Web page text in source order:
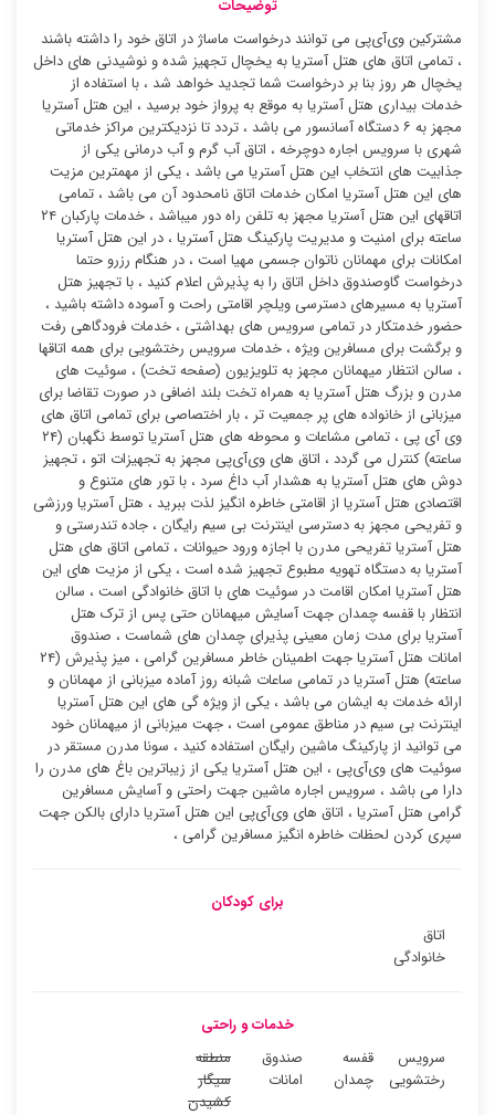
توضیحات
مشترکین وی‌آی‌پی می توانند درخواست ماساژ در اتاق خود را داشته باشند
، تمامی اتاق های هتل آستریا به یخچال تجهیز شده و نوشیدنی های داخل
یخچال هر روز بنا بر درخواست شما تجدید خواهد شد ، با استفاده از
خدمات بیداری هتل آستریا به موقع به پرواز خود برسید ، این هتل آستریا
مجهز به ۶ دستگاه آسانسور می باشد ، تردد تا نزدیکترین مراکز خدماتی
شهری با سرویس اجاره دوچرخه ، اتاق آب گرم و آب درمانی یکی از
جذابیت های انتخاب این هتل آستریا می باشد ، یکی از مهمترین مزیت
های این هتل آستریا امکان خدمات اتاق نامحدود آن می باشد ، تمامی
اتاقهای این هتل آستریا مجهز به تلفن راه دور میباشد ، خدمات پارکبان ۲۴
ساعته برای امنیت و مدیریت پارکینگ هتل آستریا ، در این هتل آستریا
امکانات برای مهمانان ناتوان جسمی مهیا است ، در هنگام رزرو حتما
درخواست گاوصندوق داخل اتاق را به پذیرش اعلام کنید ، با تجهیز هتل
آستریا به مسیرهای دسترسی ویلچر اقامتی راحت و آسوده داشته باشید ،
حضور خدمتکار در تمامی سرویس های بهداشتی ، خدمات فرودگاهی رفت
و برگشت برای مسافرین ویژه ، خدمات سرویس رختشویی برای همه اتاقها
، سالن انتظار میهمانان مجهز به تلویزیون (صفحه تخت) ، سوئیت های
مدرن و بزرگ هتل آستریا به همراه تخت بلند اضافی در صورت تقاضا برای
میزبانی از خانواده های پر جمعیت تر ، بار اختصاصی برای تمامی اتاق های
وی آی پی ، تمامی مشاعات و محوطه های هتل آستریا توسط نگهبان (۲۴
ساعته) کنترل می گردد ، اتاق های وی‌آی‌پی مجهز به تجهیزات اتو ، تجهیز
دوش های هتل آستریا به هشدار آب داغ سرد ، با تور های متنوع و
اقتصادی هتل آستریا از اقامتی خاطره انگیز لذت ببرید ، هتل آستریا ورزشی
و تفریحی مجهز به دسترسی اینترنت بی سیم رایگان ، جاده تندرستی و
هتل آستریا تفریحی مدرن با اجازه ورود حیوانات ، تمامی اتاق های هتل
آستریا به دستگاه تهویه مطبوع تجهیز شده است ، یکی از مزیت های این
هتل آستریا امکان اقامت در سوئیت ‌های با اتاق خانوادگی است ، سالن
انتظار با قفسه چمدان جهت آسایش میهمانان حتی پس از ترک هتل
آستریا برای مدت زمان معینی پذیرای چمدان های شماست ، صندوق
امانات هتل آستریا جهت اطمینان خاطر مسافرین گرامی ، میز پذیرش (۲۴
ساعته) هتل آستریا در تمامی ساعات شبانه روز آماده میزبانی از مهمانان و
ارائه خدمات به ایشان می باشد ، یکی از ویژه گی های این هتل آستریا
اینترنت بی سیم در مناطق عمومی است ، جهت میزبانی از میهمانان خود
می توانید از پارکینگ ماشین رایگان استفاده کنید ، سونا مدرن مستقر در
سوئیت ‌های وی‌آی‌پی ، این هتل آستریا یکی از زیباترین باغ های مدرن را
دارا می باشد ، سرویس اجاره ماشین جهت راحتی و آسایش مسافرین
گرامی هتل آستریا ، اتاق های وی‌آی‌پی این هتل آستریا دارای بالکن جهت
سپری کردن لحظات خاطره انگیز مسافرین گرامی ،
برای کودکان
اتاق
خانوادگی
خدمات و راحتی
سرویس
رختشویی
قفسه
چمدان
صندوق
امانات
منطقه
سیگار
کشیدن